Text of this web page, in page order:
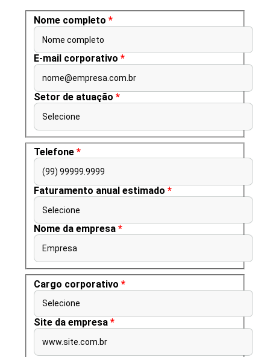
Nome completo *
Nome completo
E-mail corporativo *
nome@empresa.com.br
Setor de atuação *
Selecione
Telefone *
(99) 99999.9999
Faturamento anual estimado *
Selecione
Nome da empresa *
Empresa
Cargo corporativo *
Selecione
Site da empresa *
www.site.com.br